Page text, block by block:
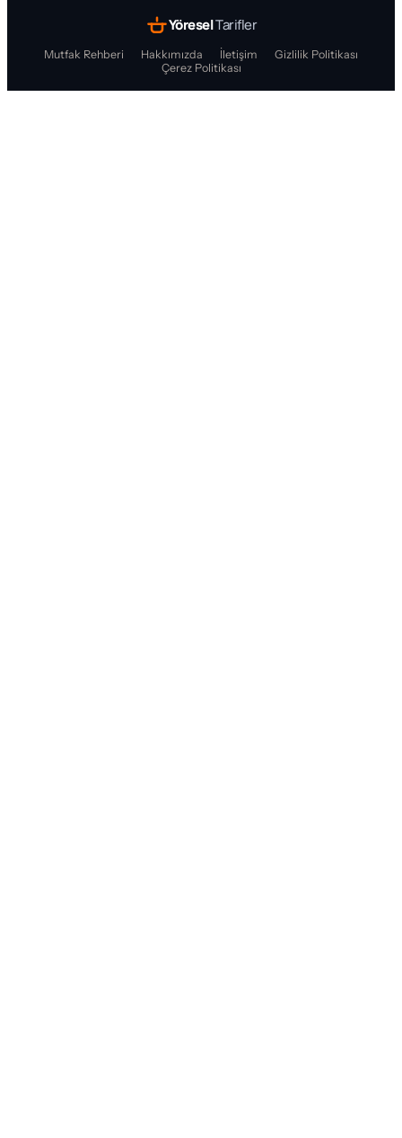
YöreselTarifler
Mutfak Rehberi Hakkımızda İletişim
Gizlilik Politikası
Çerez Politikası